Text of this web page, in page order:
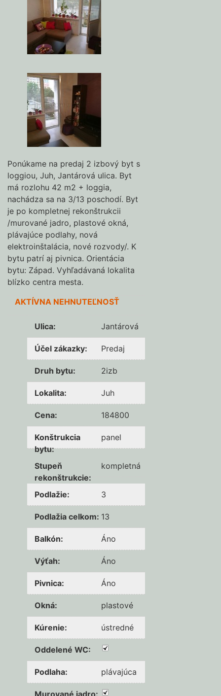
Ponúkame na predaj 2 izbový byt s
loggiou, Juh, Jantárová ulica. Byt
má rozlohu 42 m2 + loggia,
nachádza sa na 3/13 poschodí. Byt
je po kompletnej rekonštrukcii
/murované jadro, plastové okná,
plávajúce podlahy, nová
elektroinštalácia, nové rozvody/. K
bytu patrí aj pivnica. Orientácia
bytu: Západ. Vyhľadávaná lokalita
blízko centra mesta.
AKTÍVNA NEHNUTEĽNOSŤ
Ulica: Jantárová
Účel zákazky: Predaj
Druh bytu: 2izb
Lokalita: Juh
Cena: 184800
Konštrukcia
bytu:
panel
Stupeň
rekonštrukcie:
kompletná
Podlažie: 3
Podlažia celkom: 13
Balkón: Áno
Výťah: Áno
Pivnica: Áno
Okná: plastové
Kúrenie: ústredné
Oddelené WC:
Podlaha: plávajúca
Murované jadro: